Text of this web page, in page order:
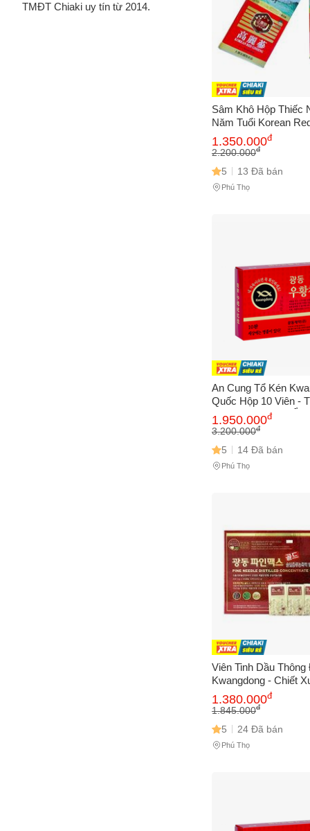
TMĐT Chiaki uy tín từ 2014.
Sâm Khô Hộp Thiếc
Năm Tuổi Korean
Hàn Quốc - Bồi Bổ
Cường Đề Kháng,
1.350.000đ
2.200.000đ
5 13 Đã bán
Phú Thọ
An Cung Tổ Kén
Quốc Hộp 10 Viên -
Chức Năng Giúp Ổn
Áp và Tăng Cường
1.950.000đ
3.200.000đ
5 14 Đã bán
Phú Thọ
Viên Tinh Dầu Thông
Kwangdong - Chiết
Thông Hàn Quốc Hỗ
Khỏe, 120 Viên, Hỗ
1.380.000đ
1.845.000đ
5 24 Đã bán
Phú Thọ